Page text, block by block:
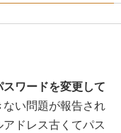
スワードを変更して
ない問題が報告され
ドレス古くてパス